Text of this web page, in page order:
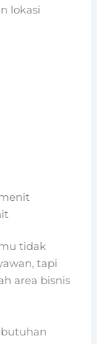
lokasi
tidak
tapi
area bisnis